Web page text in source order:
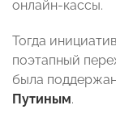
онлайн-кассы.
Тогда
поэтапный
была
Путиным.